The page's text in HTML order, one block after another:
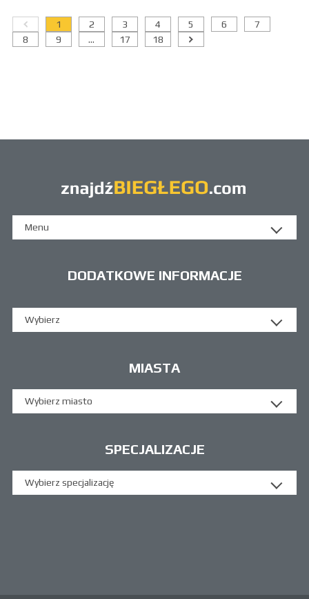
1 2 3 4 5 6
7
8
9 ... 17 18
Menu
DODATKOWE INFORMACJE
Wybierz
MIASTA
Wybierz miasto
SPECJALIZACJE
Wybierz specjalizację